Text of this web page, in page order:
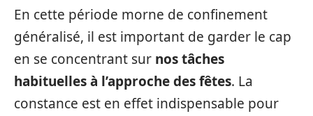
En cette période morne de confinement
généralisé, il est important de garder le cap
en se concentrant sur nos tâches
habituelles à l’approche des fêtes. La
constance est en effet indispensable pour